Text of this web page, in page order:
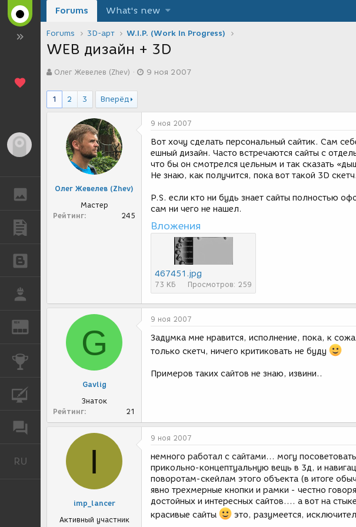
ГАЛЕРЕЯ
REN ЖУРНАЛ
КОНКУРСЫ
RU Русский
Forums What's new
Forums 3D-арт W.I.P. (Work In Progress)
WEB дизайн + 3D
в
о
р
Олег Жевелев (Zhev)
а
9 ноя 2007
1 2 3 Вперёд
Олег Жевелев (Zhev)
Мастер
Рейтинг
245
9 ноя 2007
Вот хочу сделать персональный сайтик. Сам
ешный дизайн. Часто встречаются сайты с
что бы он смотрелся цельным и так сказать
Не знаю, как получится, пока вот такой 3D
P.S. если кто ни будь знает сайты полностью
сам ни чего не нашел.
Вложения
467451.jpg
73 КБ Просмотров: 259
G
Gavlig
Знаток
Рейтинг
21
9 ноя 2007
Задумка мне нравится, исполнение, пока, к
только скетч, ничего критиковать не буду
Примеров таких сайтов не знаю, извини..
I
imp_lancer
Активный участник
9 ноя 2007
немного работал с сайтами... могу
прикольно-концептуальную вещь в 3д, и
поворотам-скейлам этого объекта (в итоге
явно трехмерные кнопки и рамки - честно
достойных и интересных сайтов.... а вот на
красивые сайты
это, разумеется,